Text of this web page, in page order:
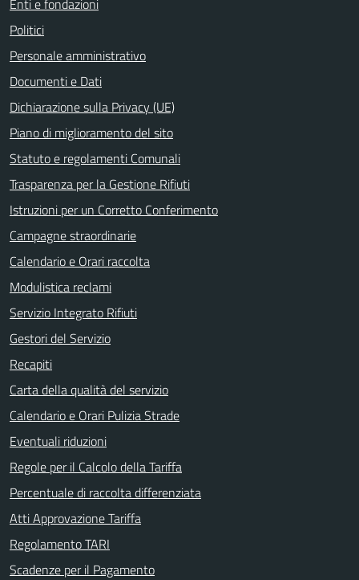
Enti e fondazioni
Politici
Personale amministrativo
Documenti e Dati
Dichiarazione sulla Privacy (UE)
Piano di miglioramento del sito
Statuto e regolamenti Comunali
Trasparenza per la Gestione Rifiuti
Istruzioni per un Corretto Conferimento
Campagne straordinarie
Calendario e Orari raccolta
Modulistica reclami
Servizio Integrato Rifiuti
Gestori del Servizio
Recapiti
Carta della qualità del servizio
Calendario e Orari Pulizia Strade
Eventuali riduzioni
Regole per il Calcolo della Tariffa
Percentuale di raccolta differenziata
Atti Approvazione Tariffa
Regolamento TARI
Scadenze per il Pagamento